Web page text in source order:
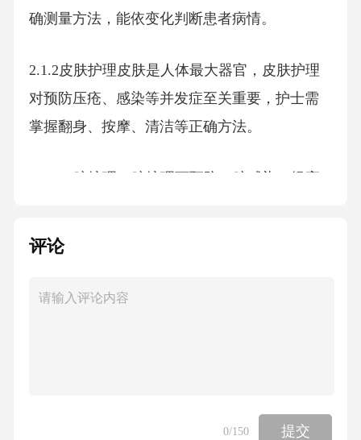
确测量方法，能依变化判断患者病情。
2.1.2皮肤护理皮肤是人体最大器官，皮肤护理
对预防压疮、感染等并发症至关重要，护士需
掌握翻身、按摩、清洁等正确方法。
2.1.3口腔护理口腔护理可预防口腔感染、提高
膜护理等正确清洁方法。
涵盖内科、外科、妇产科、儿科等，强调专科
评论
0/150 提交